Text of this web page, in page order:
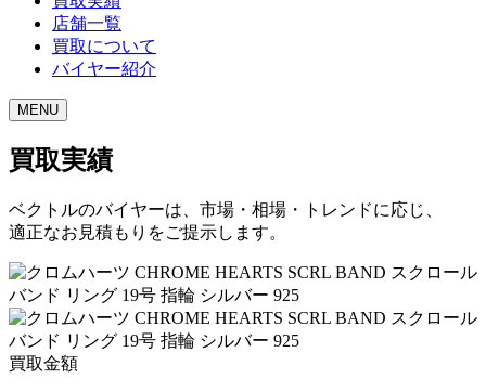
店舗一覧
買取について
バイヤー紹介
MENU
買取実績
ベクトルのバイヤーは、市場・相場・トレンドに応じ、
適正なお見積もりをご提示します。
買取金額